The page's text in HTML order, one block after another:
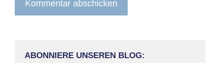
ABONNIERE UNSEREN BLOG: